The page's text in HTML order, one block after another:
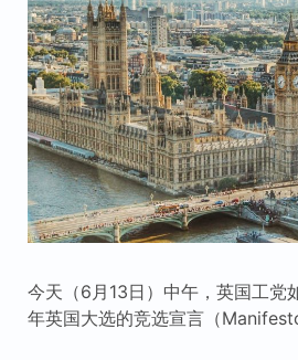
今天（6月13日）中午，英国工党
年英国大选的竞选宣言（Manifesto